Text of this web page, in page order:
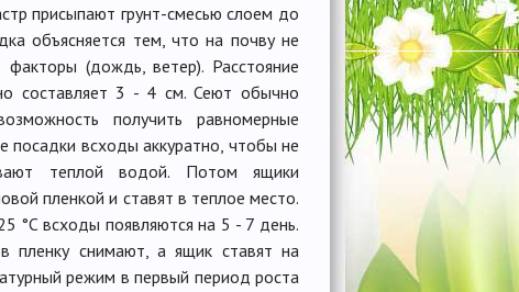
присыпают грунт-смесью слоем до
объясняется тем, что на почву не
факторы (дождь, ветер). Расстояние
составляет 3 - 4 см. Сеют обычно
получить равномерные
посадки всходы аккуратно, чтобы не
теплой водой. Потом ящики
пленкой и ставят в теплое место.
°C всходы появляются на 5 - 7 день.
пленку снимают, а ящик ставят на
режим в первый период роста